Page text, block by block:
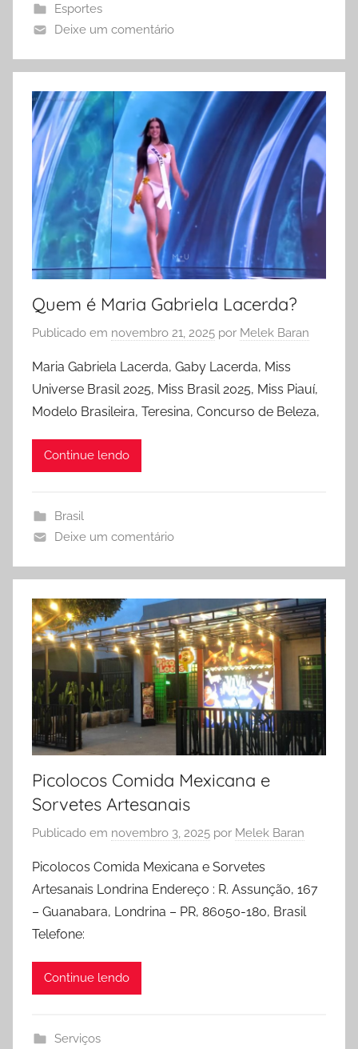
Esportes
Deixe um comentário
Quem é Maria Gabriela Lacerda?
Publicado em novembro 21, 2025 por Melek Baran
Maria Gabriela Lacerda, Gaby Lacerda, Miss
Universe Brasil 2025, Miss Brasil 2025, Miss Piauí,
Modelo Brasileira, Teresina, Concurso de Beleza,
Continue lendo
Brasil
Deixe um comentário
Picolocos Comida Mexicana e
Sorvetes Artesanais
Publicado em novembro 3, 2025 por Melek Baran
Picolocos Comida Mexicana e Sorvetes
Artesanais Londrina Endereço : R. Assunção, 167
– Guanabara, Londrina – PR, 86050-180, Brasil
Telefone:
Continue lendo
Serviços